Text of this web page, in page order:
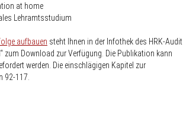
at home
Lehramtsstudium
aufbauen steht Ihnen in der Infothek des HRK-Audit
zum Download zur Verfügung. Die Publikation kann
werden. Die einschlägigen Kapitel zur
92-117.